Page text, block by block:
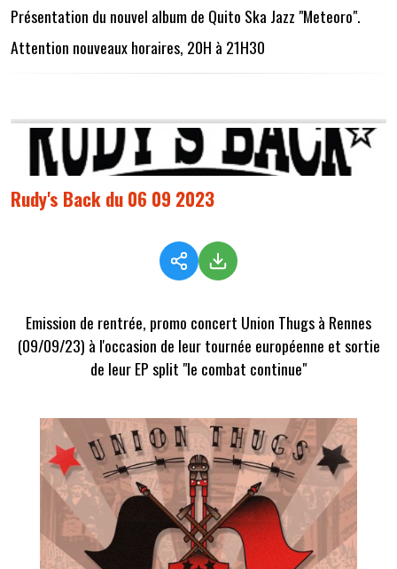
Présentation du nouvel album de Quito Ska Jazz "Meteoro".
Attention nouveaux horaires, 20H à 21H30
Rudy's Back du 06 09 2023
Emission de rentrée, promo concert Union Thugs à Rennes
(09/09/23) à l'occasion de leur tournée européenne et sortie
de leur EP split "le combat continue"